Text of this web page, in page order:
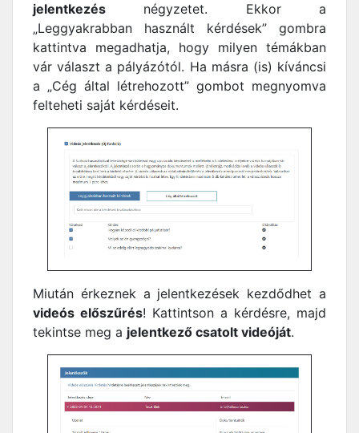
jelentkezés négyzetet. Ekkor a
„Leggyakrabban használt kérdések” gombra
kattintva megadhatja, hogy milyen témákban
vár választ a pályázótól. Ha másra (is) kíváncsi
a „Cég által létrehozott” gombot megnyomva
felteheti saját kérdéseit.
Miután érkeznek a jelentkezések kezdődhet a
videós előszűrés! Kattintson a kérdésre, majd
tekintse meg a jelentkező csatolt videóját.